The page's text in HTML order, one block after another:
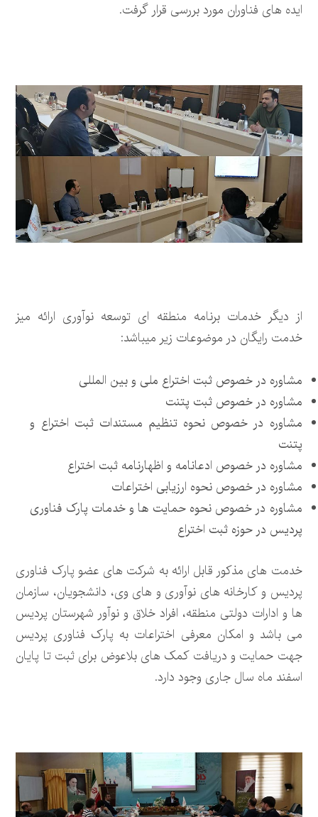
ایده های فناوران مورد بررسی قرار گرفت.
از دیگر خدمات برنامه منطقه ای توسعه نوآوری ارائه میز
خدمت رایگان در موضوعات زیر میباشد:
مشاوره در خصوص ثبت اختراع ملی و بین المللی
مشاوره در خصوص ثبت پتنت
مشاوره در خصوص نحوه تنظیم مستندات ثبت اختراع و
پتنت
مشاوره در خصوص ادعانامه و اظهارنامه ثبت اختراع
مشاوره در خصوص نحوه ارزیابی اختراعات
مشاوره در خصوص نحوه حمایت ها و خدمات پارک فناوری
پردیس در حوزه ثبت اختراع
خدمت های مذکور قابل ارائه به شرکت های عضو پارک فناوری
پردیس و کارخانه های نوآوری و های وی، دانشجویان، سازمان
ها و ادارات دولتی منطقه، افراد خلاق و نوآور شهرستان پردیس
می باشد و امکان معرفی اختراعات به پارک فناوری پردیس
جهت حمایت و دریافت کمک های بلاعوض برای ثبت تا پایان
اسفند ماه سال جاری وجود دارد.